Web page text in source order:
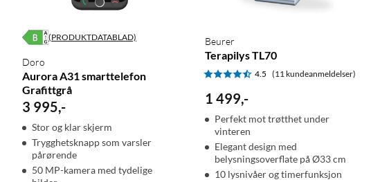
(PRODUKTDATABLAD)
Doro
Aurora A31 smarttelefon
Grafittgrå
3 995,-
Stor og klar skjerm
Trygghetsknapp som varsler
pårørende
50 MP-kamera med tydelige
Beurer
Terapilys TL70
4.5 (11 kundeanmeldelser)
1 499,-
Perfekt mot trøtthet under
vinteren
Elegant design med
belysningsoverflate på Ø33 cm
10 lysnivåer og timerfunksjon